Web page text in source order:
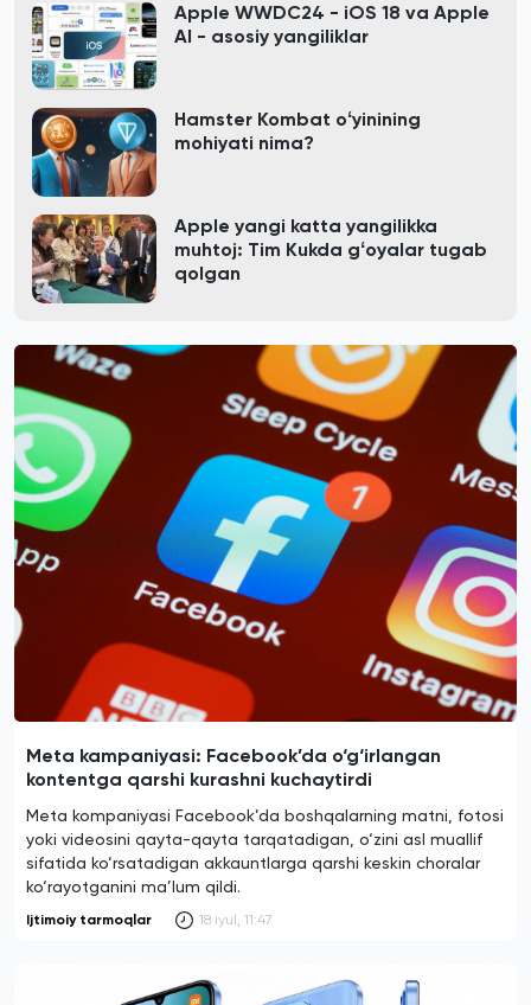
Apple WWDC24 - iOS 18 va Apple
AI - asosiy yangiliklar
Hamster Kombat oʻyinining
mohiyati nima?
Apple yangi katta yangilikka
muhtoj: Tim Kukda gʻoyalar tugab
qolgan
Meta kampaniyasi: Facebook’da o‘g‘irlangan
kontentga qarshi kurashni kuchaytirdi
Meta kompaniyasi Facebook’da boshqalarning matni, fotosi
yoki videosini qayta-qayta tarqatadigan, o‘zini asl muallif
sifatida ko‘rsatadigan akkauntlarga qarshi keskin choralar
ko‘rayotganini ma’lum qildi.
Ijtimoiy tarmoqlar 18 iyul, 11:47